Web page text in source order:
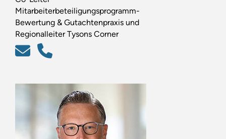
Mitarbeiterbeteiligungsprogramm-
Bewertung & Gutachtenpraxis und
Regionalleiter Tysons Corner